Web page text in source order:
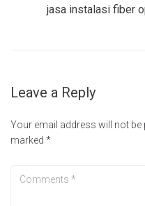
jasa instalasi fiber
Leave a Reply
Your email address will not be
marked *